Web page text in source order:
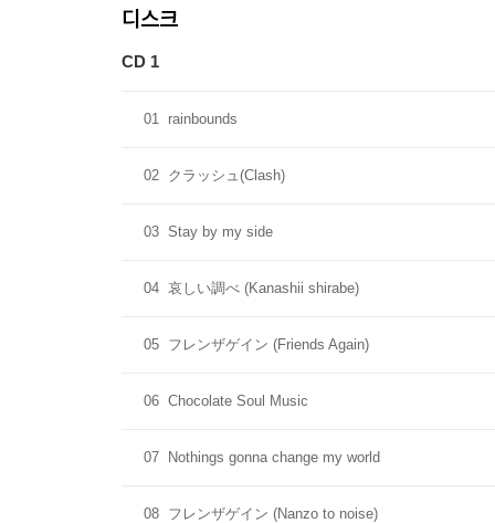
디스크
CD 1
01 rainbounds
02 クラッシュ(Clash)
03 Stay by my side
04 哀しい調べ (Kanashii shirabe)
05 フレンザゲイン (Friends Again)
06 Chocolate Soul Music
07 Nothings gonna change my world
08 フレンザゲイン (Nanzo to noise)